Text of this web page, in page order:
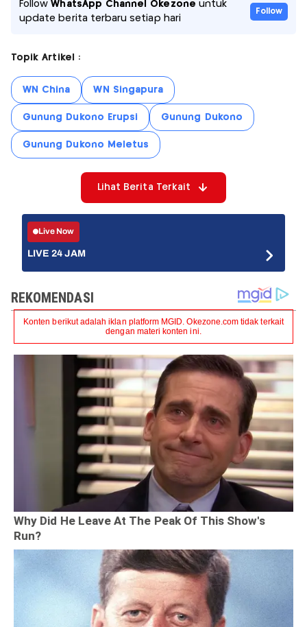
FollowWhatsApp Channel Okezone untuk
update berita terbaru setiap hari
Follow
Topik Artikel :
WN China WN Singapura
Gunung Dukono Erupsi Gunung Dukono
Gunung Dukono Meletus
Lihat Berita Terkait
Live Now
LIVE 24 JAM